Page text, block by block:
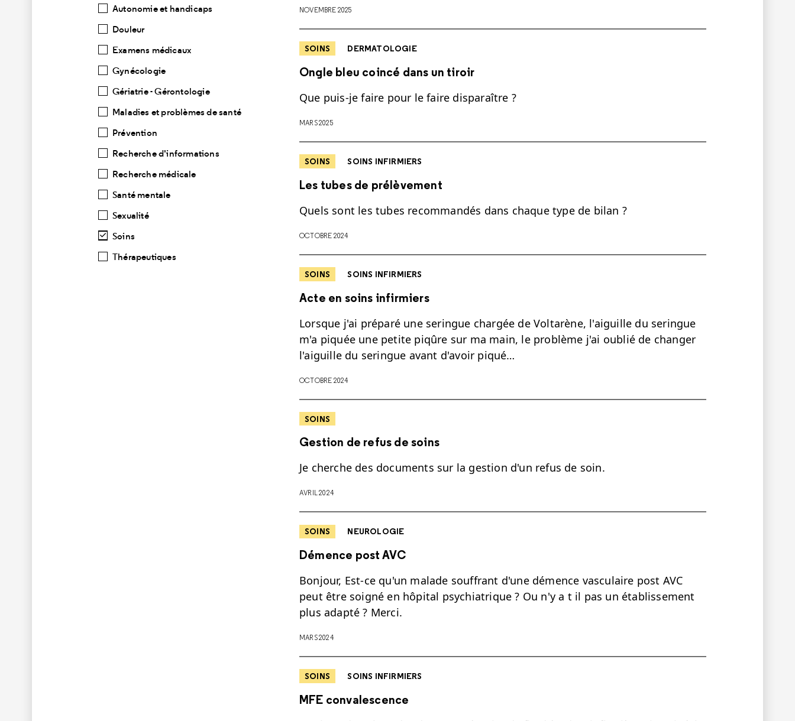
Autonomie et handicaps
Douleur
Examens médicaux
Gynécologie
Gériatrie - Gérontologie
Maladies et problèmes de santé
Prévention
Recherche d'informations
Recherche médicale
Santé mentale
Sexualité
Soins
Thérapeutiques
NOVEMBRE 2025
SOINS DERMATOLOGIE
Ongle bleu coincé dans un tiroir
Que puis-je faire pour le faire disparaître ?
MARS 2025
SOINS SOINS INFIRMIERS
Les tubes de prélèvement
Quels sont les tubes recommandés dans chaque type de bilan ?
OCTOBRE 2024
SOINS SOINS INFIRMIERS
Acte en soins infirmiers
Lorsque j'ai préparé une seringue chargée de Voltarène, l'aiguille du seringue
m'a piquée une petite piqûre sur ma main, le problème j'ai oublié de changer
l'aiguille du seringue avant d'avoir piqué…
OCTOBRE 2024
SOINS
Gestion de refus de soins
Je cherche des documents sur la gestion d'un refus de soin.
AVRIL 2024
SOINS NEUROLOGIE
Démence post AVC
Bonjour, Est-ce qu'un malade souffrant d'une démence vasculaire post AVC
peut être soigné en hôpital psychiatrique ? Ou n'y a t il pas un établissement
plus adapté ? Merci.
MARS 2024
SOINS SOINS INFIRMIERS
MFE convalescence